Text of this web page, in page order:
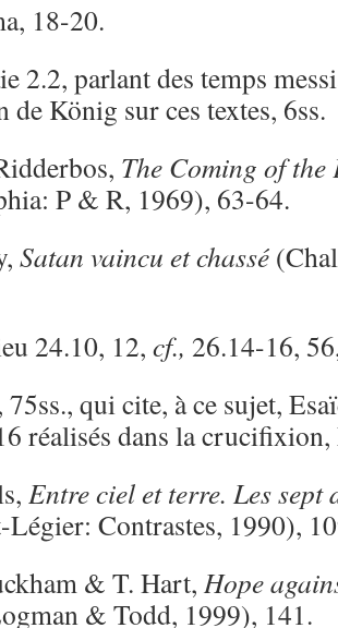
18-20.
2.2, parlant des temps
de König sur ces textes, 6ss.
The Coming of the
P & R, 1969), 63-64.
Satan vaincu et chassé
24.10, 12, cf., 26.14-16,
qui cite, à ce sujet,
réalisés dans la
Entre ciel et terre. Les sept
Contrastes, 1990),
& T. Hart, Hope
& Todd, 1999), 141.